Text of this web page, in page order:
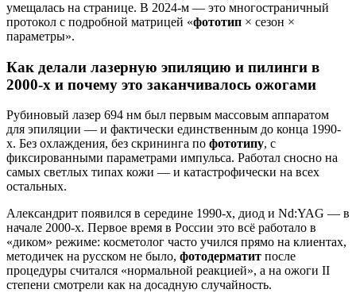
умещалась на странице. В 2024-м — это многостраничный
протокол с подробной матрицей «фототип × сезон ×
параметры».
Как делали лазерную эпиляцию и пилинги в
2000-х и почему это заканчивалось ожогами
Рубиновый лазер 694 нм был первым массовым аппаратом
для эпиляции — и фактически единственным до конца 1990-
х. Без охлаждения, без скрининга по фототипу, с
фиксированными параметрами импульса. Работал сносно на
самых светлых типах кожи — и катастрофически на всех
остальных.
Александрит появился в середине 1990-х, диод и Nd:YAG — в
начале 2000-х. Первое время в России это всё работало в
«диком» режиме: косметолог часто учился прямо на клиентах,
методичек на русском не было, фотодерматит после
процедуры считался «нормальной реакцией», а на ожоги II
степени смотрели как на досадную случайность.